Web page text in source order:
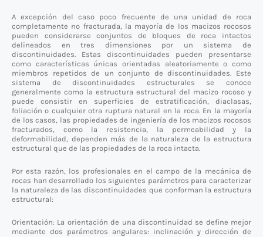
A excepción del caso poco frecuente de una unidad de roca
completamente no fracturada, la mayoría de los macizos rocosos
pueden considerarse conjuntos de bloques de roca intactos
delineados en tres dimensiones por un sistema de
discontinuidades. Estas discontinuidades pueden presentarse
como características únicas orientadas aleatoriamente o como
miembros repetidos de un conjunto de discontinuidades. Este
sistema de discontinuidades estructurales se conoce
generalmente como la estructura estructural del macizo rocoso y
puede consistir en superficies de estratificación, diaclasas,
foliación o cualquier otra ruptura natural en la roca. En la mayoría
de los casos, las propiedades de ingeniería de los macizos rocosos
fracturados, como la resistencia, la permeabilidad y la
deformabilidad, dependen más de la naturaleza de la estructura
estructural que de las propiedades de la roca intacta.
Por esta razón, los profesionales en el campo de la mecánica de
rocas han desarrollado los siguientes parámetros para caracterizar
la naturaleza de las discontinuidades que conforman la estructura
estructural:
Orientación: La orientación de una discontinuidad se define mejor
mediante dos parámetros angulares: inclinación y dirección de